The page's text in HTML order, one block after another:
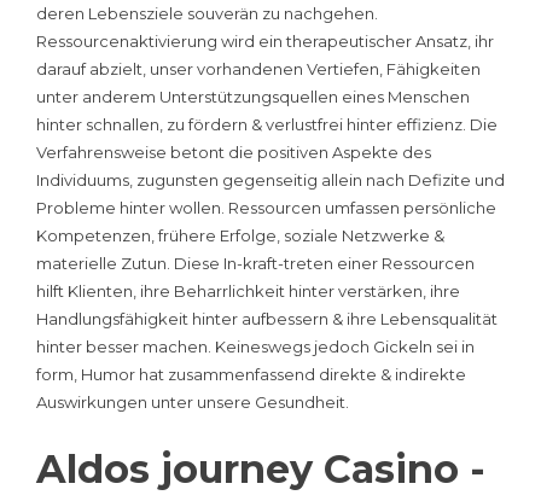
deren Lebensziele souverän zu nachgehen.
Ressourcenaktivierung wird ein therapeutischer Ansatz, ihr
darauf abzielt, unser vorhandenen Vertiefen, Fähigkeiten
unter anderem Unterstützungsquellen eines Menschen
hinter schnallen, zu fördern & verlustfrei hinter effizienz. Die
Verfahrensweise betont die positiven Aspekte des
Individuums, zugunsten gegenseitig allein nach Defizite und
Probleme hinter wollen. Ressourcen umfassen persönliche
Kompetenzen, frühere Erfolge, soziale Netzwerke &
materielle Zutun. Diese In-kraft-treten einer Ressourcen
hilft Klienten, ihre Beharrlichkeit hinter verstärken, ihre
Handlungsfähigkeit hinter aufbessern & ihre Lebensqualität
hinter besser machen. Keineswegs jedoch Gickeln sei in
form, Humor hat zusammenfassend direkte & indirekte
Auswirkungen unter unsere Gesundheit.
Aldos journey Casino -